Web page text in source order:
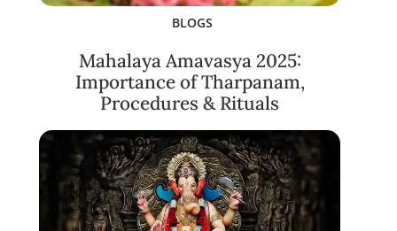
BLOGS
Mahalaya Amavasya 2025:
Importance of Tharpanam,
Procedures & Rituals